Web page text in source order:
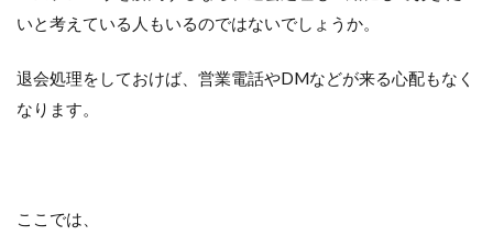
いと考えている人もいるのではないでしょうか。
退会処理をしておけば、営業電話やDMなどが来る心配もなく
なります。
ここでは、